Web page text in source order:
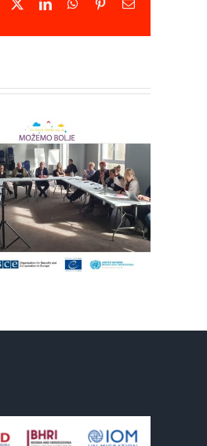
Facebook LinkedInWhatsApp
PinterestEmail
Mirovni aktivisti
pronašli novu
snagu u sebi